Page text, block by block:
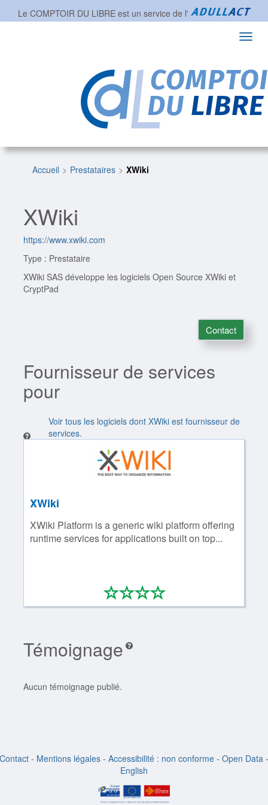
Le COMPTOIR DU LIBRE est un service de l'
Accueil Prestataires XWiki
XWiki
https://www.xwiki.com
Type : Prestataire
XWiki SAS développe les logiciels Open Source XWiki et
CryptPad
Contact
Fournisseur de services
pour
Voir tous les logiciels dont XWiki est fournisseur de
services.
XWiki
XWiki Platform is a generic wiki platform offering
runtime services for applications built on top...
****
0/4
Témoignage
Aucun témoignage publié.
Contact - Mentions légales - Accessibilité : non conforme - Open Data -
English